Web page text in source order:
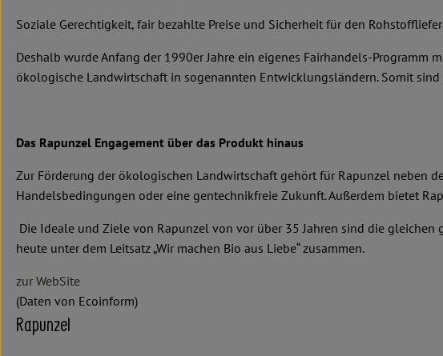
Soziale Gerechtigkeit, fair bezahlte Preise und Sicherheit für den
Deshalb wurde Anfang der 1990er Jahre ein eigenes Fairhandels-Programm
ökologische Landwirtschaft in sogenannten Entwicklungsländern. Somit
Das Rapunzel Engagement über das Produkt hinaus
Zur Förderung der ökologischen Landwirtschaft gehört für Rapunzel neben
Handelsbedingungen oder eine gentechnikfreie Zukunft. Außerdem bietet
Die Ideale und Ziele von Rapunzel von vor über 35 Jahren sind die
heute unter dem Leitsatz „Wir machen Bio aus Liebe“ zusammen.
zur WebSite
(Daten von Ecoinform)
Rapunzel